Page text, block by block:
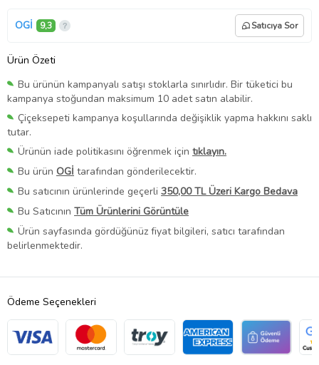
OGİ 9,3 Satıcıya Sor
Ürün Özeti
Bu ürünün kampanyalı satışı stoklarla sınırlıdır. Bir tüketici bu
kampanya stoğundan maksimum 10 adet satın alabilir.
Çiçeksepeti kampanya koşullarında değişiklik yapma hakkını saklı
tutar.
Ürünün iade politikasını öğrenmek için tıklayın.
Bu ürün OGİ tarafından gönderilecektir.
Bu satıcının ürünlerinde geçerli 350,00 TL Üzeri Kargo Bedava
Bu Satıcının Tüm Ürünlerini Görüntüle
Ürün sayfasında gördüğünüz fiyat bilgileri, satıcı tarafından
belirlenmektedir.
Ödeme Seçenekleri